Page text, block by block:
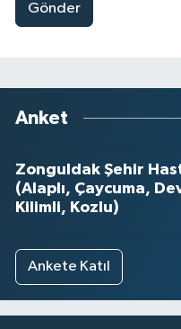
Gönder
Anket
Zonguldak Şehir
(Alaplı, Çaycuma,
Kilimli, Kozlu)
Ankete Katıl